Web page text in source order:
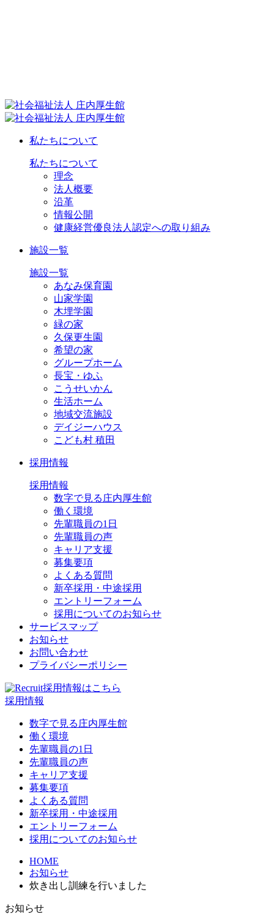
私たちについて
私たちについて
理念
法人概要
沿革
情報公開
健康経営優良法人認定への取り組み
施設一覧
施設一覧
あなみ保育園
山家学園
木埋学園
緑の家
久保更生園
希望の家
グループホーム
長宝・ゆふ
こうせいかん
生活ホーム
地域交流施設
デイジーハウス
こども村 稙田
採用情報
採用情報
数字で見る庄内厚生館
働く環境
先輩職員の1日
先輩職員の声
キャリア支援
募集要項
よくある質問
新卒採用・中途採用
エントリーフォーム
採用についてのお知らせ
サービスマップ
お知らせ
お問い合わせ
プライバシーポリシー
採用情報はこちら
採用情報
数字で見る庄内厚生館
働く環境
先輩職員の1日
先輩職員の声
キャリア支援
募集要項
よくある質問
新卒採用・中途採用
エントリーフォーム
採用についてのお知らせ
HOME
お知らせ
炊き出し訓練を行いました
お知らせ